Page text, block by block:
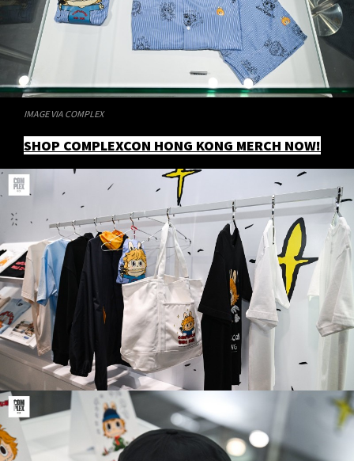
IMAGE VIA COMPLEX
SHOP COMPLEXCON HONG KONG MERCH NOW!